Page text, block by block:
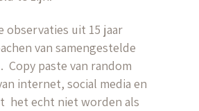
observaties uit 15 jaar
van samengestelde
paste van random
internet, social media en
het echt niet worden als